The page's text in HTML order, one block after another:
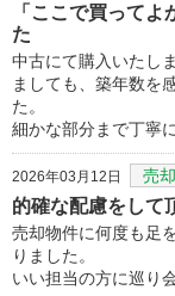
「ここで買って
た
中古にて購入いたし
ましても、築年数を
た。
細かな部分まで丁寧
2026年03月12日 売却
的確な配慮をして
売却物件に何度も足
りました。
いい担当の方に巡り